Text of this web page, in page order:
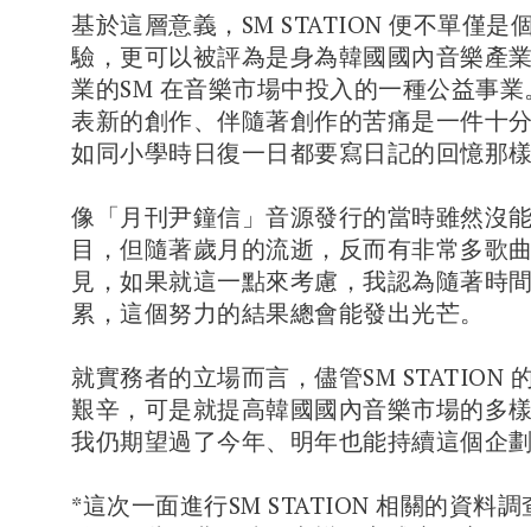
基於這層意義，SM STATION 便不單僅是
驗，更可以被評為是身為韓國國內音樂產
業的SM 在音樂市場中投入的一種公益事
表新的創作、伴隨著創作的苦痛是一件十
如同小學時日復一日都要寫日記的回憶那
像「月刊尹鐘信」音源發行的當時雖然沒
目，但隨著歲月的流逝，反而有非常多歌
見，如果就這一點來考慮，我認為隨著時
累，這個努力的結果總會能發出光芒。
就實務者的立場而言，儘管SM STATION
艱辛，可是就提高韓國國內音樂市場的多
我仍期望過了今年、明年也能持續這個企
*這次一面進行SM STATION 相關的資料